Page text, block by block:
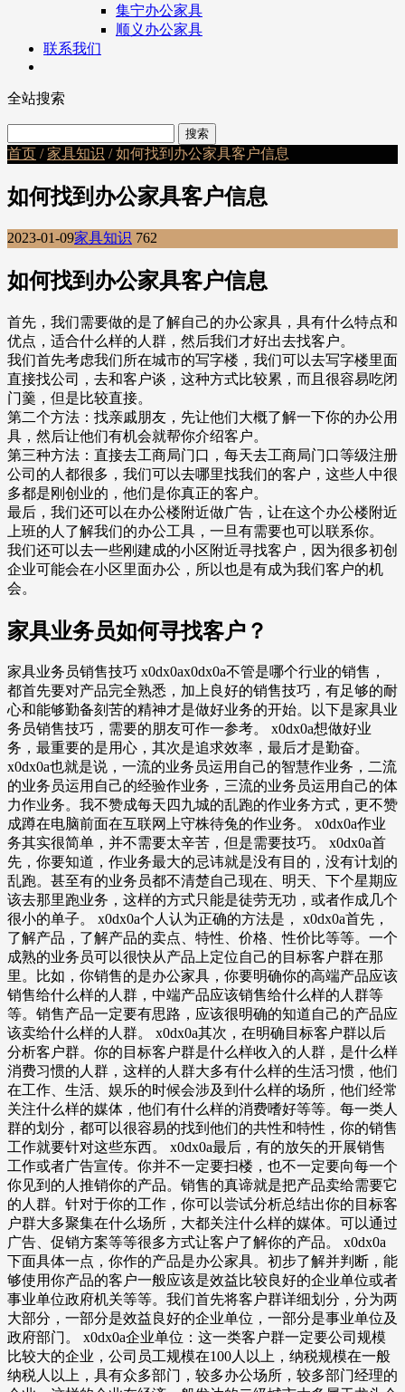
集宁办公家具
顺义办公家具
联系我们
全站搜索
首页 /家具知识 / 如何找到办公家具客户信息
如何找到办公家具客户信息
2023-01-09家具知识 762
如何找到办公家具客户信息
首先，我们需要做的是了解自己的办公家具，具有什么特点和
优点，适合什么样的人群，然后我们才好出去找客户。
我们首先考虑我们所在城市的写字楼，我们可以去写字楼里面
直接找公司，去和客户谈，这种方式比较累，而且很容易吃闭
门羹，但是比较直接。
第二个方法：找亲戚朋友，先让他们大概了解一下你的办公用
具，然后让他们有机会就帮你介绍客户。
第三种方法：直接去工商局门口，每天去工商局门口等级注册
公司的人都很多，我们可以去哪里找我们的客户，这些人中很
多都是刚创业的，他们是你真正的客户。
最后，我们还可以在办公楼附近做广告，让在这个办公楼附近
上班的人了解我们的办公工具，一旦有需要也可以联系你。
我们还可以去一些刚建成的小区附近寻找客户，因为很多初创
企业可能会在小区里面办公，所以也是有成为我们客户的机
会。
家具业务员如何寻找客户？
家具业务员销售技巧 x0dx0ax0dx0a不管是哪个行业的销售，
都首先要对产品完全熟悉，加上良好的销售技巧，有足够的耐
心和能够勤备刻苦的精神才是做好业务的开始。以下是家具业
务员销售技巧，需要的朋友可作一参考。 x0dx0a想做好业
务，最重要的是用心，其次是追求效率，最后才是勤奋。
x0dx0a也就是说，一流的业务员运用自己的智慧作业务，二流
的业务员运用自己的经验作业务，三流的业务员运用自己的体
力作业务。我不赞成每天四九城的乱跑的作业务方式，更不赞
成蹲在电脑前面在互联网上守株待兔的作业务。 x0dx0a作业
务其实很简单，并不需要太辛苦，但是需要技巧。 x0dx0a首
先，你要知道，作业务最大的忌讳就是没有目的，没有计划的
乱跑。甚至有的业务员都不清楚自己现在、明天、下个星期应
该去那里跑业务，这样的方式只能是徒劳无功，或者作成几个
很小的单子。 x0dx0a个人认为正确的方法是， x0dx0a首先，
了解产品，了解产品的卖点、特性、价格、性价比等等。一个
成熟的业务员可以很快从产品上定位自己的目标客户群在那
里。比如，你销售的是办公家具，你要明确你的高端产品应该
销售给什么样的人群，中端产品应该销售给什么样的人群等
等。销售产品一定要有思路，应该很明确的知道自己的产品应
该卖给什么样的人群。 x0dx0a其次，在明确目标客户群以后
分析客户群。你的目标客户群是什么样收入的人群，是什么样
消费习惯的人群，这样的人群大多有什么样的生活习惯，他们
在工作、生活、娱乐的时候会涉及到什么样的场所，他们经常
关注什么样的媒体，他们有什么样的消费嗜好等等。每一类人
群的划分，都可以很容易的找到他们的共性和特性，你的销售
工作就要针对这些东西。 x0dx0a最后，有的放矢的开展销售
工作或者广告宣传。你并不一定要扫楼，也不一定要向每一个
你见到的人推销你的产品。销售的真谛就是把产品卖给需要它
的人群。针对于你的工作，你可以尝试分析总结出你的目标客
户群大多聚集在什么场所，大都关注什么样的媒体。可以通过
广告、促销方案等等很多方式让客户了解你的产品。 x0dx0a
下面具体一点，你作的产品是办公家具。初步了解并判断，能
够使用你产品的客户一般应该是效益比较良好的企业单位或者
事业单位政府机关等等。我们首先将客户群详细划分，分为两
大部分，一部分是效益良好的企业单位，一部分是事业单位及
政府部门。 x0dx0a企业单位：这一类客户群一定要公司规模
比较大的企业，公司员工规模在100人以上，纳税规模在一般
纳税人以上，具有众多部门，较多办公场所，较多部门经理的